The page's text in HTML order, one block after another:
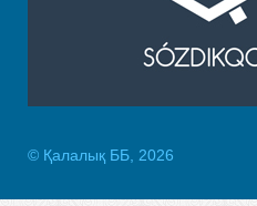
© Қалалық ББ, 2026